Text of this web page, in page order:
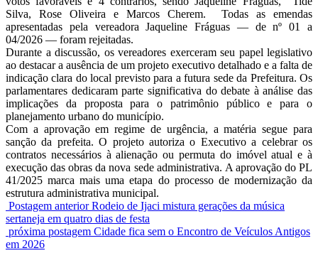
Silva, Rose Oliveira e Marcos Cherem. Todas as emendas
apresentadas pela vereadora Jaqueline Fráguas — de nº 01 a
04/2026 — foram rejeitadas.
Durante a discussão, os vereadores exerceram seu papel legislativo
ao destacar a ausência de um projeto executivo detalhado e a falta de
indicação clara do local previsto para a futura sede da Prefeitura. Os
parlamentares dedicaram parte significativa do debate à análise das
implicações da proposta para o patrimônio público e para o
planejamento urbano do município.
Com a aprovação em regime de urgência, a matéria segue para
sanção da prefeita. O projeto autoriza o Executivo a celebrar os
contratos necessários à alienação ou permuta do imóvel atual e à
execução das obras da nova sede administrativa. A aprovação do PL
41/2025 marca mais uma etapa do processo de modernização da
estrutura administrativa municipal.
Postagem anterior Rodeio de Ijaci mistura gerações da música
sertaneja em quatro dias de festa
próxima postagem Cidade fica sem o Encontro de Veículos Antigos
em 2026